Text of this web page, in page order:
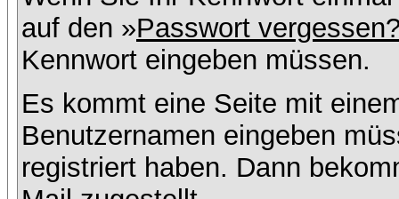
auf den »Passwort
Kennwort eingeben müssen.
Es kommt eine Seite mit
Benutzernamen eingeben
registriert haben. Dann